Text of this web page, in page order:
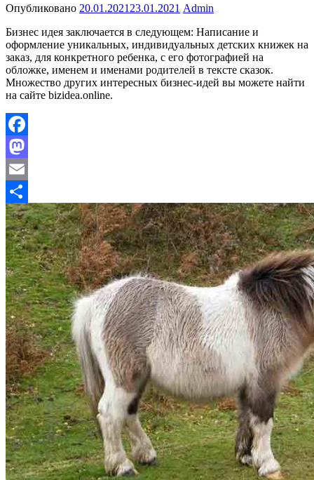
Опубликовано 20.01.2021 23.01.2021 Admin
Бизнес идея заключается в следующем: Написание и
оформление уникальных, индивидуальных детских книжек на
заказ, для конкретного ребенка, с его фотографией на
обложке, именем и именами родителей в тексте сказок.
Множество других интересных бизнес-идей вы можете найти
на сайте bizidea.online.
Facebook
Mastodon
Email
Отправить